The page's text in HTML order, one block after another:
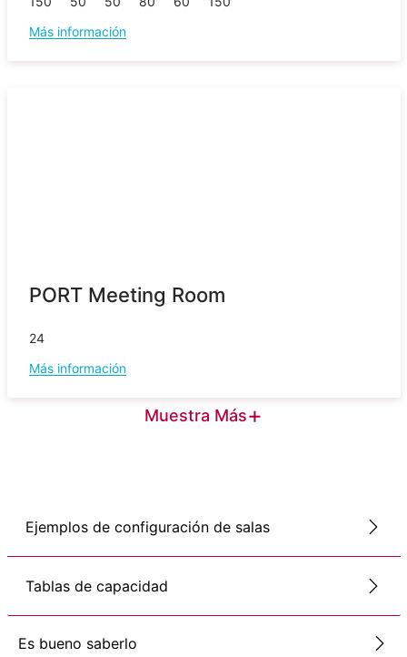
Más información
PORT Meeting Room
24
Más información
Muestra Más+
Ejemplos de configuración de salas
Tablas de capacidad
Es bueno saberlo